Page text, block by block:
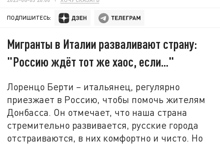
ПОДПИШИТЕСЬ:
Мигранты в Италии разваливают страну:
"Россию ждёт тот же хаос, если..."
Лоренцо Берти – итальянец, регулярно
приезжает в Россию, чтобы помочь жителям
Донбасса. Он отмечает, что наша страна
стремительно развивается, русские города
отстраиваются, в них комфортно и чисто. Но